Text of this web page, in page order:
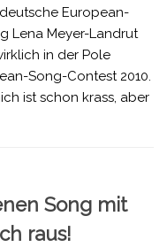
European-
Lena Meyer-Landrut
in der Pole
Song-Contest 2010.
ist schon krass, aber
Song mit
raus!